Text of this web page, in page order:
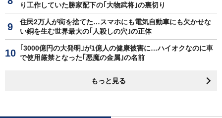
り工作していた勝家配下の｢大物武将｣の裏切り
住民2万人が街を捨てた…スマホにも電気自動車にも欠かせな
い銅を生む世界最大の｢人殺しの穴｣の正体
｢3000億円の大発明｣が1億人の健康被害に…ハイオクなのに車
で使用厳禁となった｢悪魔の金属｣の名前
もっと見る